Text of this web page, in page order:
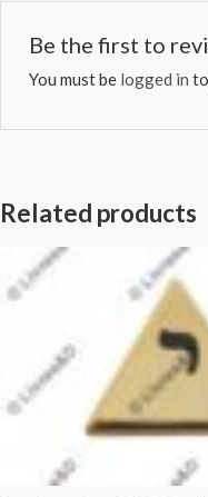
Be the first to
You must be logged in
Related products